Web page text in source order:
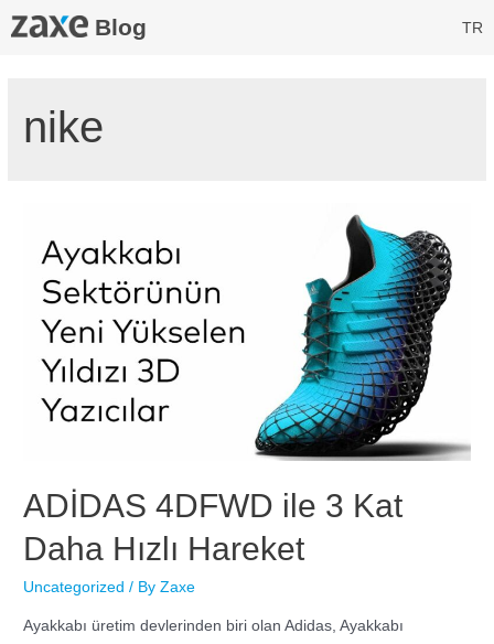
Blog TR
nike
ADİDAS 4DFWD ile 3 Kat
Daha Hızlı Hareket
Uncategorized / ByZaxe
Ayakkabı üretim devlerinden biri olan Adidas, Ayakkabı